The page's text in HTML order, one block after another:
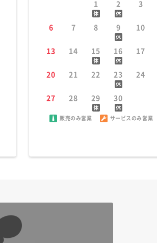
1 2 3
6 7 8 9 10
13 14 15 16 17
20 21 22 23 24
27 28 29 30
販売のみ営業 サービスのみ営業